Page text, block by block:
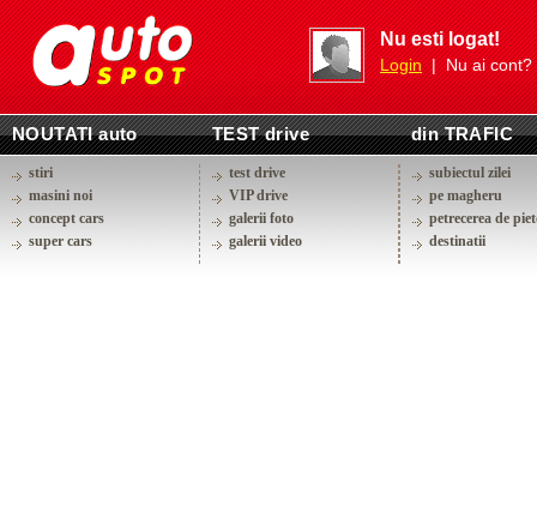
Nu esti logat!
Login| Nu ai cont?
NOUTATI auto TEST drive din TRAFIC
stiri
masini noi
concept cars
super cars
test drive
VIP drive
galerii foto
galerii video
subiectul zilei
pe magheru
petrecerea de
destinatii